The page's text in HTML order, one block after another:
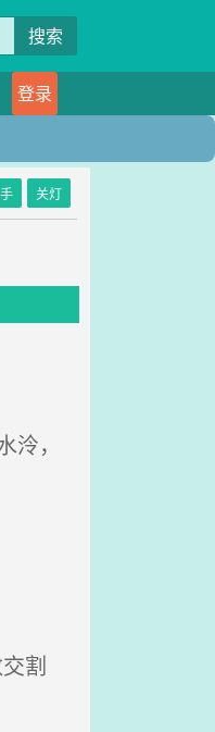
搜索
登录
关灯
，
割